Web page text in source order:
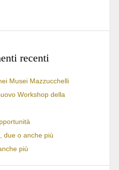
recenti
Musei Mazzucchelli
Workshop della
due o anche più
più